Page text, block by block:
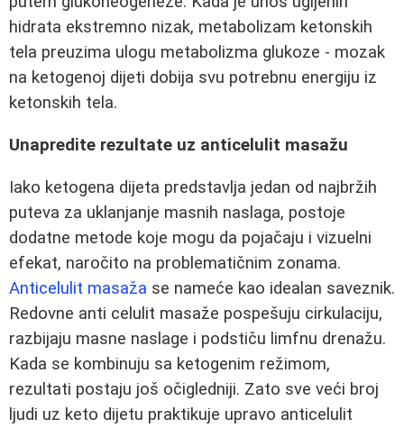
hidrata ekstremno nizak, metabolizam ketonskih
tela preuzima ulogu metabolizma glukoze - mozak
na ketogenoj dijeti dobija svu potrebnu energiju iz
ketonskih tela.
Unapredite rezultate uz anticelulit masažu
Iako ketogena dijeta predstavlja jedan od najbržih
puteva za uklanjanje masnih naslaga, postoje
dodatne metode koje mogu da pojačaju i vizuelni
efekat, naročito na problematičnim zonama.
Anticelulit masaža se nameće kao idealan saveznik.
Redovne anti celulit masaže pospešuju cirkulaciju,
razbijaju masne naslage i podstiču limfnu drenažu.
Kada se kombinuju sa ketogenim režimom,
rezultati postaju još očigledniji. Zato sve veći broj
ljudi uz keto dijetu praktikuje upravo anticelulit